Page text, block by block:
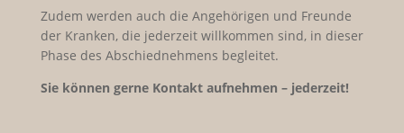
Zudem werden auch die Angehörigen und Freunde
der Kranken, die jederzeit willkommen sind, in dieser
Phase des Abschiednehmens begleitet.
Sie können gerne Kontakt aufnehmen – jederzeit!